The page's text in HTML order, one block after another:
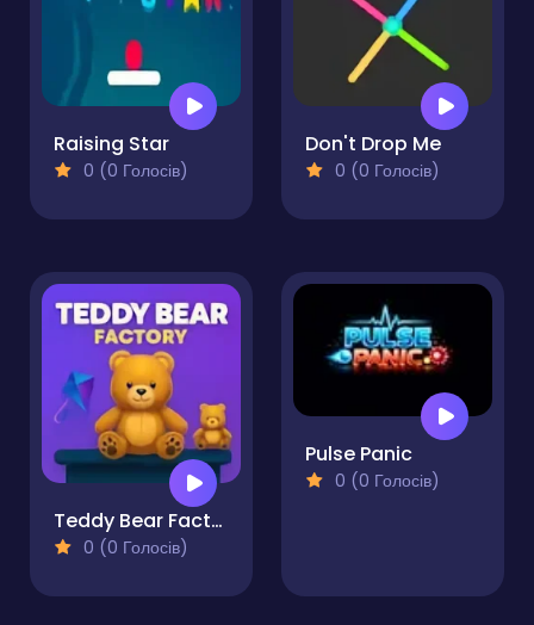
Raising Star
0 (0 Голосів)
Don't Drop Me
0 (0 Голосів)
Teddy Bear Factory
0 (0 Голосів)
Pulse Panic
0 (0 Голосів)